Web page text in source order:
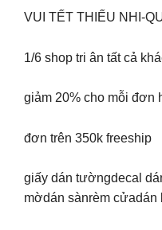
VUI TẾT THIẾU NHI-
1/6 shop tri ân tất cả
giảm 20% cho mỗi đơn
đơn trên 350k freeship
giấy dán tườngdecal
mờdán sànrèm cửadán